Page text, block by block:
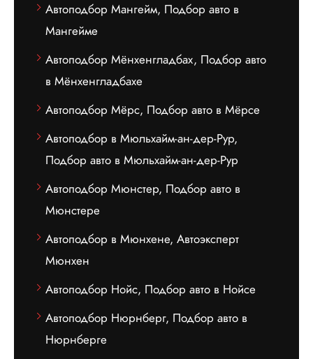
Автоподбор Мангейм, Подбор авто в
Мангейме
Автоподбор Мёнхенгладбах, Подбор авто
в Мёнхенгладбахе
Автоподбор Мёрс, Подбор авто в Мёрсе
Автоподбор в Мюльхайм-ан-дер-Рур,
Подбор авто в Мюльхайм-ан-дер-Рур
Автоподбор Мюнстер, Подбор авто в
Мюнстере
Автоподбор в Мюнхене, Автоэксперт
Мюнхен
Автоподбор Нойс, Подбор авто в Нойсе
Автоподбор Нюрнберг, Подбор авто в
Нюрнберге